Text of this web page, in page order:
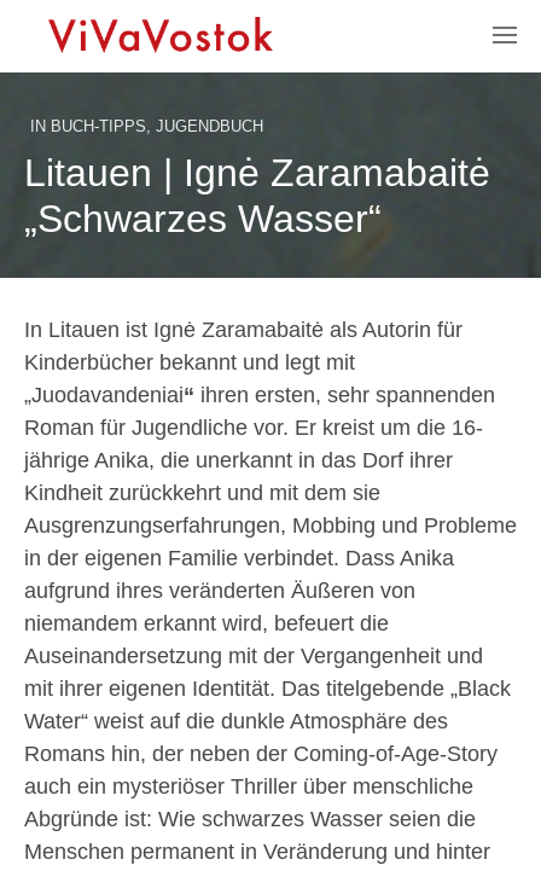
IN BUCH-TIPPS, JUGENDBUCH
Litauen | Ignė Zaramabaitė
„Schwarzes Wasser“
In Litauen ist Ignė Zaramabaitė als Autorin für
Kinderbücher bekannt und legt mit
„Juodavandeniai“ ihren ersten, sehr spannenden
Roman für Jugendliche vor. Er kreist um die 16-
jährige Anika, die unerkannt in das Dorf ihrer
Kindheit zurückkehrt und mit dem sie
Ausgrenzungserfahrungen, Mobbing und Probleme
in der eigenen Familie verbindet. Dass Anika
aufgrund ihres veränderten Äußeren von
niemandem erkannt wird, befeuert die
Auseinandersetzung mit der Vergangenheit und
mit ihrer eigenen Identität. Das titelgebende „Black
Water“ weist auf die dunkle Atmosphäre des
Romans hin, der neben der Coming-of-Age-Story
auch ein mysteriöser Thriller über menschliche
Abgründe ist: Wie schwarzes Wasser seien die
Menschen permanent in Veränderung und hinter